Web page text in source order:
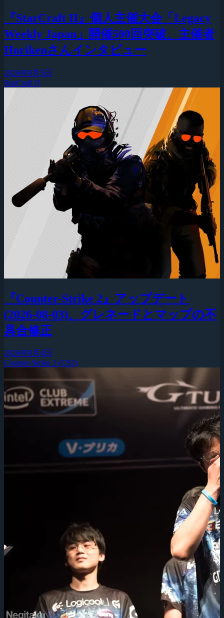
『StarCraft II』個人主催大会「Legacy
Weekly Japan」開催500回突破、主催者
Horikenさんインタビュー
2026年8月5日
StarCraft II
『Counter-Strike 2』アップデート
(2026-08-03)、グレネードとマップの不
具合修正
2026年8月4日
Counter-Strike 2 (CS2)